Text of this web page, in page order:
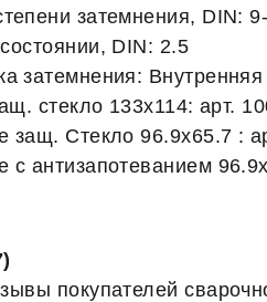
затемнения, DIN:
DIN: 2.5
затемнения: Внутренняя
стекло 133х114: арт.
защ. Стекло 96.9х65.7 :
с антизапотеванием
покупателей